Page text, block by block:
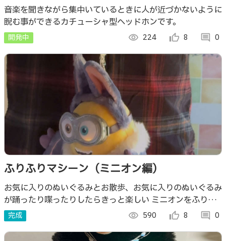
音楽を聞きながら集中いているときに人が近づかないように
睨む事ができるカチューシャ型ヘッドホンです。
開発中 visibility 224 thumb_up_alt 8 comment 0
ふりふりマシーン（ミニオン編）
お気に入りのぬいぐるみとお散歩、お気に入りのぬいぐるみ
が踊ったり喋ったりしたらきっと楽しい ミニオンをふりふ
りしてみました。
完成 visibility 590 thumb_up_alt 8 comment 0